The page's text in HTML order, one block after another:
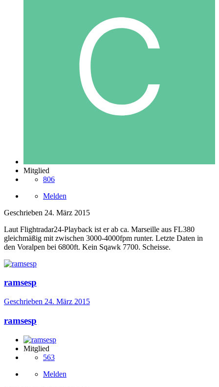
Mitglied
806
Melden
Geschrieben 24. März 2015
Laut Flightradar24-Playback ist er ab ca. Marseille aus FL380
gleichmäßig mit zwischen 3000-4000fpm runter. Letzte Daten in
den Voralpen bei 6800ft. Kein Sqawk 7700. Scheisse.
ramsesp
Geschrieben 24. März 2015
ramsesp
Mitglied
563
Melden